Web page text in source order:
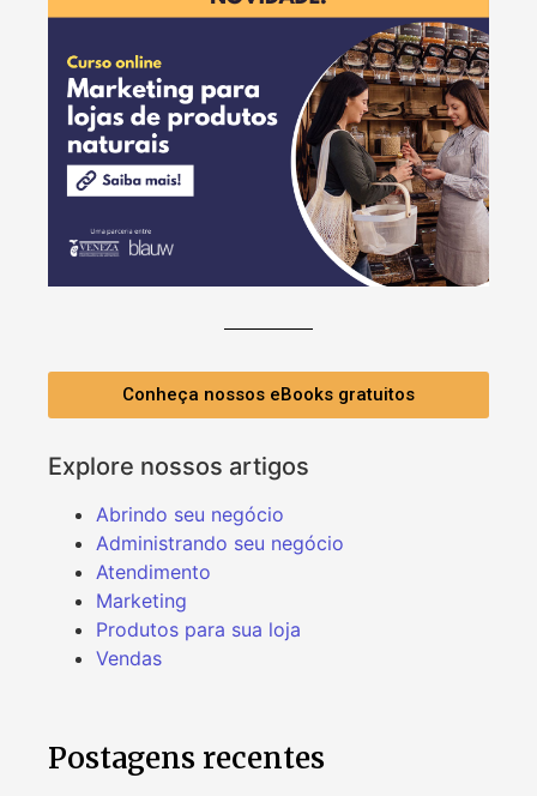
Conheça nossos eBooks gratuitos
Explore nossos artigos
Abrindo seu negócio
Administrando seu negócio
Atendimento
Marketing
Produtos para sua loja
Vendas
Postagens recentes